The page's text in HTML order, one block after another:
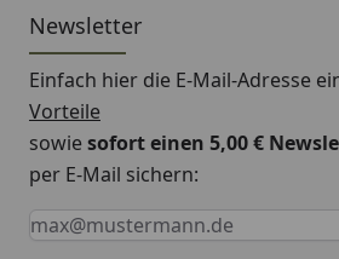
Newsletter
Einfach hier die E-Mail-Adresse
Vorteile
sowiesofort einen 5,00 €
per E-Mail sichern:
Keine Eingabe erforderlich
Eingabe erforderlich
E-Mail *